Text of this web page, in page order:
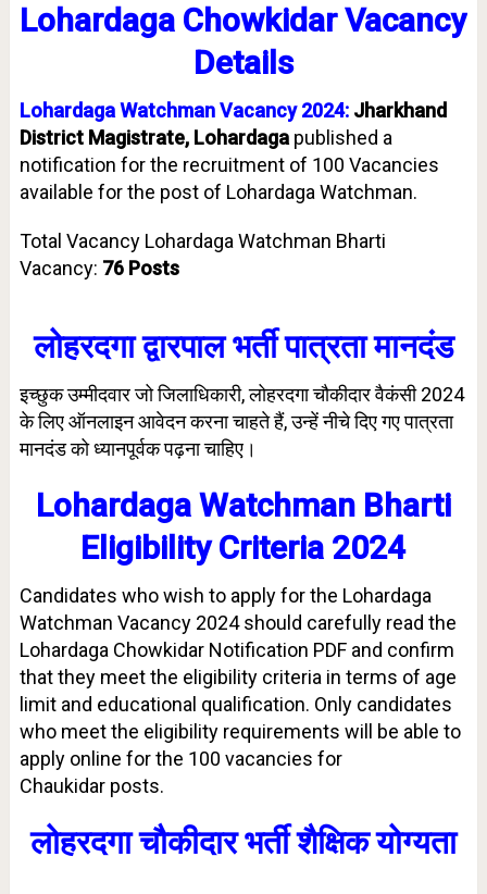
Lohardaga Chowkidar Vacancy
Details
Lohardaga Watchman Vacancy 2024: Jharkhand
District Magistrate, Lohardaga published a
notification for the recruitment of 100 Vacancies
available for the post of Lohardaga Watchman.
Total Vacancy Lohardaga Watchman Bharti
Vacancy: 76 Posts
लोहरदगा द्वारपाल भर्ती पात्रता मानदंड
इच्छुक उम्मीदवार जो जिलाधिकारी, लोहरदगा चौकीदार वैकंसी 2024
के लिए ऑनलाइन आवेदन करना चाहते हैं, उन्हें नीचे दिए गए पात्रता
मानदंड को ध्यानपूर्वक पढ़ना चाहिए।
Lohardaga Watchman Bharti
Eligibility Criteria 2024
Candidates who wish to apply for the Lohardaga
Watchman Vacancy 2024 should carefully read the
Lohardaga Chowkidar Notification PDF and confirm
that they meet the eligibility criteria in terms of age
limit and educational qualification. Only candidates
who meet the eligibility requirements will be able to
apply online for the 100 vacancies for
Chaukidar posts.
लोहरदगा चौकीदार भर्ती शैक्षिक योग्यता